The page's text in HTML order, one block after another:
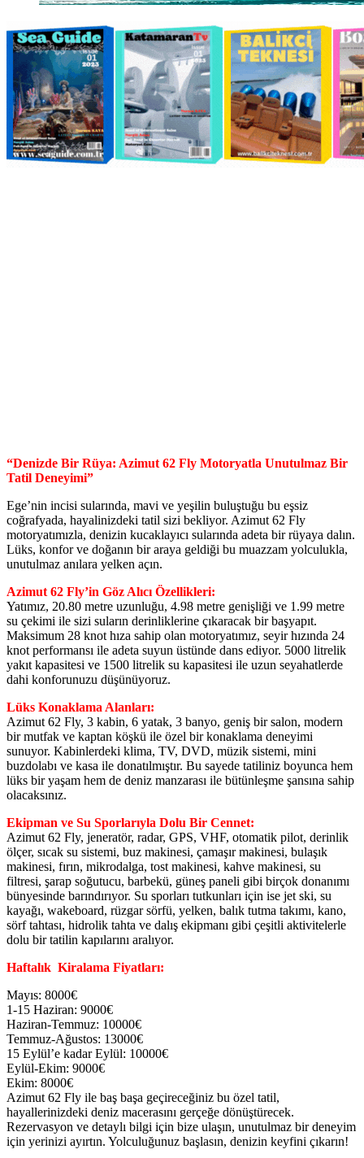
“Denizde Bir Rüya: Azimut 62 Fly Motoryatla Unutulmaz Bir
Tatil Deneyimi”
Ege’nin incisi sularında, mavi ve yeşilin buluştuğu bu eşsiz
coğrafyada, hayalinizdeki tatil sizi bekliyor. Azimut 62 Fly
motoryatımızla, denizin kucaklayıcı sularında adeta bir rüyaya dalın.
Lüks, konfor ve doğanın bir araya geldiği bu muazzam yolculukla,
unutulmaz anılara yelken açın.
Azimut 62 Fly’in Göz Alıcı Özellikleri:
Yatımız, 20.80 metre uzunluğu, 4.98 metre genişliği ve 1.99 metre
su çekimi ile sizi suların derinliklerine çıkaracak bir başyapıt.
Maksimum 28 knot hıza sahip olan motoryatımız, seyir hızında 24
knot performansı ile adeta suyun üstünde dans ediyor. 5000 litrelik
yakıt kapasitesi ve 1500 litrelik su kapasitesi ile uzun seyahatlerde
dahi konforunuzu düşünüyoruz.
Lüks Konaklama Alanları:
Azimut 62 Fly, 3 kabin, 6 yatak, 3 banyo, geniş bir salon, modern
bir mutfak ve kaptan köşkü ile özel bir konaklama deneyimi
sunuyor. Kabinlerdeki klima, TV, DVD, müzik sistemi, mini
buzdolabı ve kasa ile donatılmıştır. Bu sayede tatiliniz boyunca hem
lüks bir yaşam hem de deniz manzarası ile bütünleşme şansına sahip
olacaksınız.
Ekipman ve Su Sporlarıyla Dolu Bir Cennet:
Azimut 62 Fly, jeneratör, radar, GPS, VHF, otomatik pilot, derinlik
ölçer, sıcak su sistemi, buz makinesi, çamaşır makinesi, bulaşık
makinesi, fırın, mikrodalga, tost makinesi, kahve makinesi, su
filtresi, şarap soğutucu, barbekü, güneş paneli gibi birçok donanımı
bünyesinde barındırıyor. Su sporları tutkunları için ise jet ski, su
kayağı, wakeboard, rüzgar sörfü, yelken, balık tutma takımı, kano,
sörf tahtası, hidrolik tahta ve dalış ekipmanı gibi çeşitli aktivitelerle
dolu bir tatilin kapılarını aralıyor.
Haftalık Kiralama Fiyatları:
Mayıs: 8000€
1-15 Haziran: 9000€
Haziran-Temmuz: 10000€
Temmuz-Ağustos: 13000€
15 Eylül’e kadar Eylül: 10000€
Eylül-Ekim: 9000€
Ekim: 8000€
Azimut 62 Fly ile baş başa geçireceğiniz bu özel tatil,
hayallerinizdeki deniz macerasını gerçeğe dönüştürecek.
Rezervasyon ve detaylı bilgi için bize ulaşın, unutulmaz bir deneyim
için yerinizi ayırtın. Yolculuğunuz başlasın, denizin keyfini çıkarın!